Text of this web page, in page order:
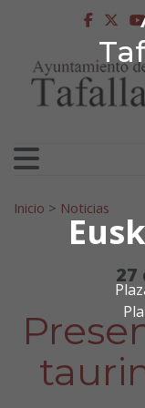
Ir al contenido
Search for:
Inicio > Noticias
27